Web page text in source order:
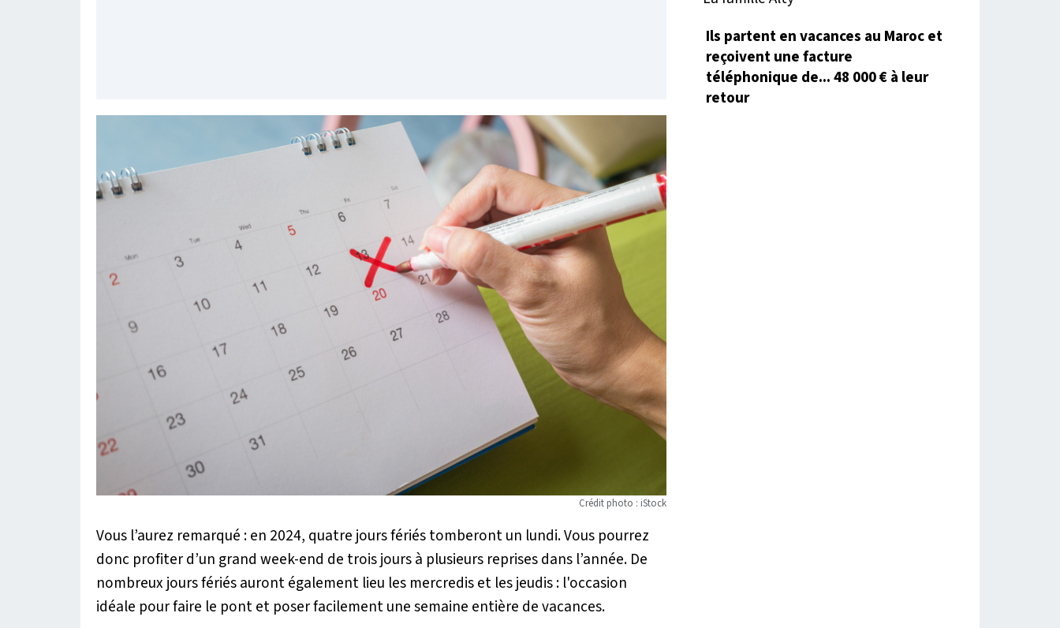
Crédit photo : iStock
Vous l’aurez remarqué : en 2024, quatre jours fériés tomberont un lundi. Vous pourrez
donc profiter d’un grand week-end de trois jours à plusieurs reprises dans l’année. De
nombreux jours fériés auront également lieu les mercredis et les jeudis : l'occasion
idéale pour faire le pont et poser facilement une semaine entière de vacances.
Ils partent en vacances au Maroc et
reçoivent une facture
téléphonique de... 48 000 € à leur
retour